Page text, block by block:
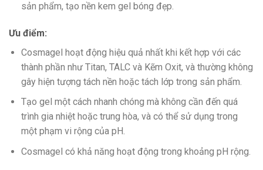
sản phẩm, tạo nền kem gel bóng đẹp.
Ưu điểm:
Cosmagel hoạt động hiệu quả nhất khi kết hợp với các
thành phần như Titan, TALC và Kẽm Oxit, và thường không
gây hiện tượng tách nền hoặc tách lớp trong sản phẩm.
Tạo gel một cách nhanh chóng mà không cần đến quá
trình gia nhiệt hoặc trung hòa, và có thể sử dụng trong
một phạm vi rộng của pH.
Cosmagel có khả năng hoạt động trong khoảng pH rộng.